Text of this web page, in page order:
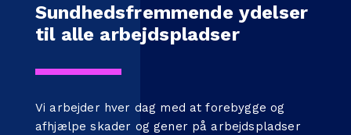
Sundhedsfremmende ydelser
til alle arbejdspladser
Vi arbejder hver dag med at forebygge og
afhjælpe skader og gener på arbejdspladser